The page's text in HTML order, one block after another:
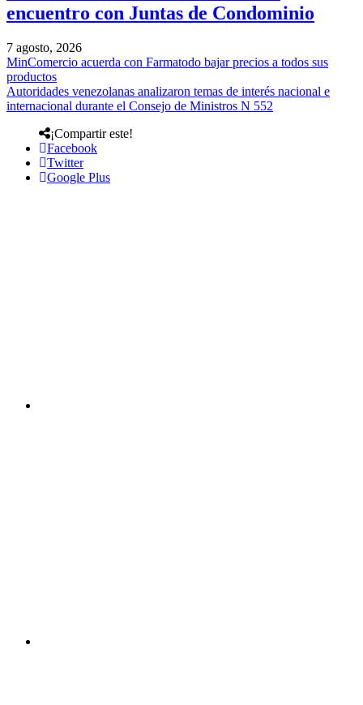
encuentro con Juntas de Condominio
7 agosto, 2026
MinComercio acuerda con Farmatodo bajar precios a todos sus
productos
Autoridades venezolanas analizaron temas de interés nacional e
internacional durante el Consejo de Ministros N 552
¡Compartir este!
Facebook
Twitter
Google Plus